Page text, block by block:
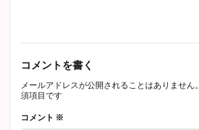
コメントを書く
メールアドレスが公開されることはありません。
須項目です
コメント ※